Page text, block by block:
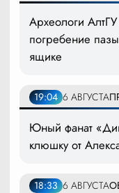
Археологи
погребение
ящике
19:04 6 АВГУСТА
Юный фанат
клюшку от
18:33 6 АВГУСТА